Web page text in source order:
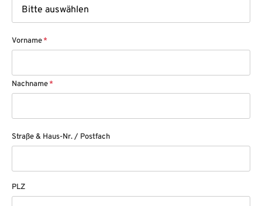
Vorname*
Nachname*
Straße & Haus-Nr. / Postfach
PLZ